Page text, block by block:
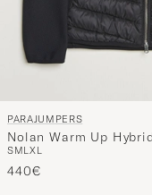
PARAJUMPERS
Nolan Warm Up
Black
SMLXL
440€